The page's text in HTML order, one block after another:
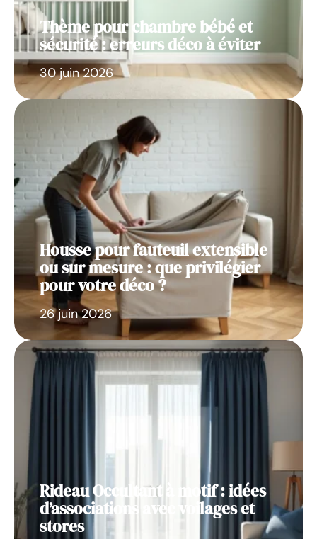
Thème pour chambre bébé et
sécurité : erreurs déco à éviter
30 juin 2026
Housse pour fauteuil extensible
ou sur mesure : que privilégier
pour votre déco ?
26 juin 2026
Rideau Occultant à motif : idées
d’associations avec voilages et
stores